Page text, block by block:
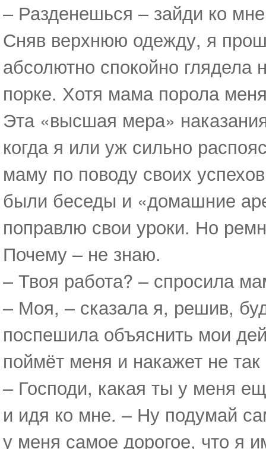
– Разденешься – зайди ко
Сняв верхнюю одежду, я
абсолютно спокойно глядела
порке. Хотя мама порола
Эта «высшая мера»
когда я или уж сильно
маму по поводу своих
были беседы и «домашние
поправлю свои уроки. Но
Почему – не знаю.
– Твоя работа? – спросила
– Моя, – сказала я, решив,
поспешила объяснить мои
поймёт меня и накажет не
– Господи, какая ты у меня
и идя ко мне. – Ну подумай
у меня самое дорогое, что я